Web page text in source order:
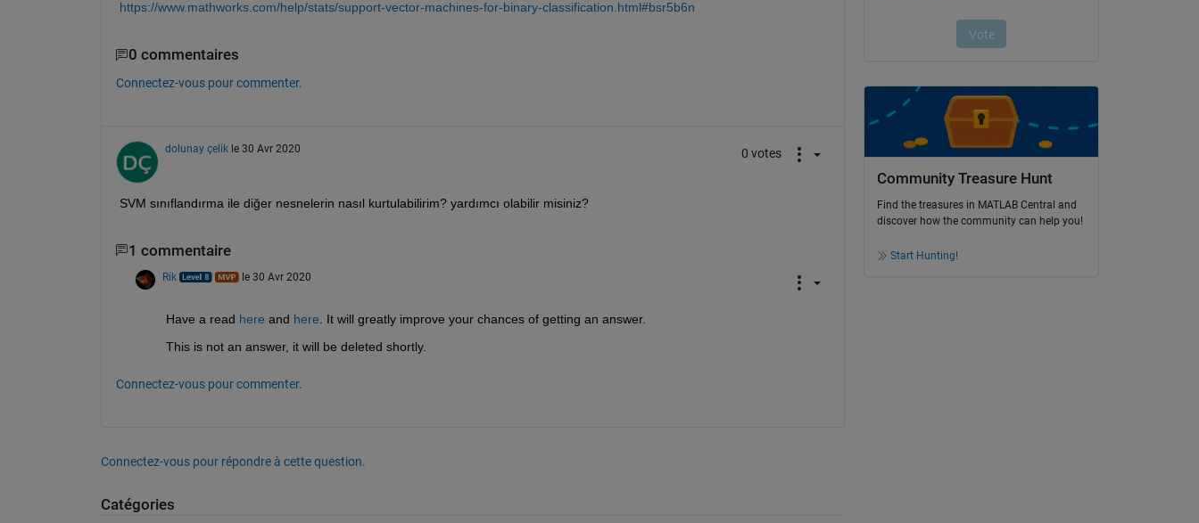
https://www.mathworks.com/help/stats/support-vector-machines-for-binary-classification.html#bsr5b6n
0 commentaires
Connectez-vous pour commenter.
dolunay çelik le 30 Avr 2020 0 votes
SVM sınıflandırma ile diğer nesnelerin nasıl kurtulabilirim? yardımcı olabilir misiniz?
1 commentaire
Rik le 30 Avr 2020
Have a read here and here . It will greatly improve your chances of getting an answer.
This is not an answer, it will be deleted shortly.
Connectez-vous pour commenter.
Connectez-vous pour répondre à cette question.
Catégories
Community Treasure Hunt
Find the treasures in MATLAB Central and
discover how the community can help you!
Start Hunting!